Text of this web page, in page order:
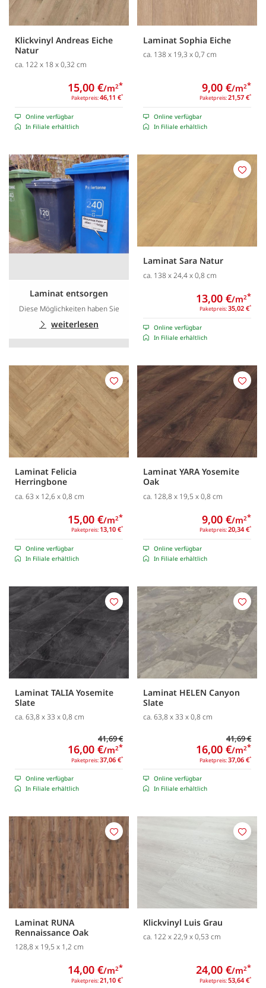
Klickvinyl Andreas Eiche
Natur
ca. 122 x 18 x 0,32 cm
Paketpreis:46,11 €*
15,00 €/m2*
Online verfügbar
In Filiale erhältlich
Laminat Sophia Eiche
ca. 138 x 19,3 x 0,7 cm
Paketpreis:21,57 €*
9,00 €/m2*
Online verfügbar
In Filiale erhältlich
Laminat entsorgen
Diese Möglichkeiten haben Sie
weiterlesen
Laminat Sara Natur
ca. 138 x 24,4 x 0,8 cm
Paketpreis:35,02 €*
13,00 €/m2*
Online verfügbar
In Filiale erhältlich
Laminat Felicia
Herringbone
ca. 63 x 12,6 x 0,8 cm
Paketpreis: 13,10 €*
15,00 €/m2*
Online verfügbar
In Filiale erhältlich
Merken
Laminat YARA Yosemite
Oak
ca. 128,8 x 19,5 x 0,8 cm
Paketpreis:20,34 €*
9,00 €/m2*
Online verfügbar
In Filiale erhältlich
Laminat TALIA Yosemite
Slate
ca. 63,8 x 33 x 0,8 cm
41,69 €
Paketpreis:37,06 €*
16,00 €/m2*
Online verfügbar
In Filiale erhältlich
Merken
Laminat HELEN Canyon
Slate
ca. 63,8 x 33 x 0,8 cm
41,69 €
Paketpreis:37,06 €*
16,00 €/m2*
Online verfügbar
In Filiale erhältlich
Laminat RUNA
Rennaissance Oak
128,8 x 19,5 x 1,2 cm
Paketpreis:21,10 €*
14,00 €/m2*
Merken
Klickvinyl Luis Grau
ca. 122 x 22,9 x 0,53 cm
Paketpreis:53,64 €*
24,00 €/m2*